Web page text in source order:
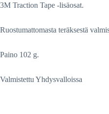
3M Traction Tape -lisäosat.
Ruostumattomasta teräksestä
Paino 102 g.
Valmistettu Yhdysvalloissa